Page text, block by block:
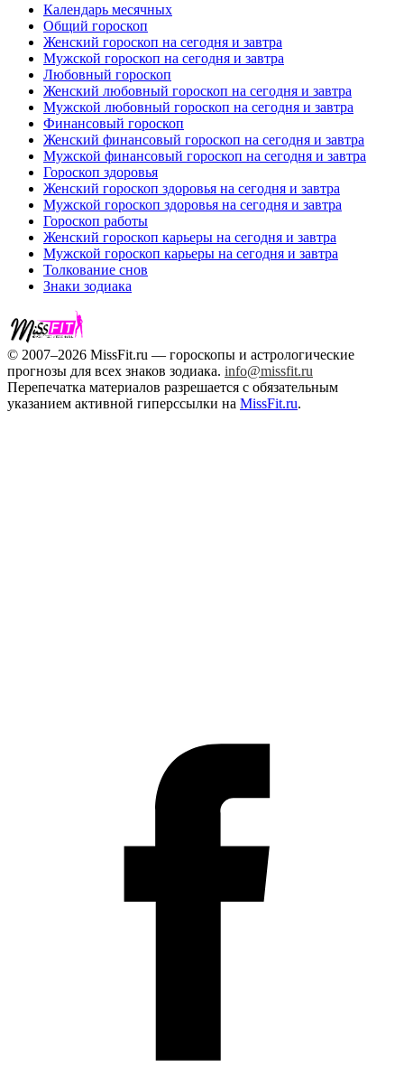
Календарь месячных
Общий гороскоп
Женский гороскоп на сегодня и завтра
Мужской гороскоп на сегодня и завтра
Любовный гороскоп
Женский любовный гороскоп на сегодня и завтра
Мужской любовный гороскоп на сегодня и завтра
Финансовый гороскоп
Женский финансовый гороскоп на сегодня и завтра
Мужской финансовый гороскоп на сегодня и завтра
Гороскоп здоровья
Женский гороскоп здоровья на сегодня и завтра
Мужской гороскоп здоровья на сегодня и завтра
Гороскоп работы
Женский гороскоп карьеры на сегодня и завтра
Мужской гороскоп карьеры на сегодня и завтра
Толкование снов
Знаки зодиака
© 2007–2026 MissFit.ru — гороскопы и астрологические
прогнозы для всех знаков зодиака. info@missfit.ru
Перепечатка материалов разрешается с обязательным
указанием активной гиперссылки на MissFit.ru.